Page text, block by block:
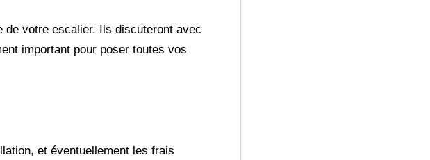
de votre escalier. Ils discuteront avec
important pour poser toutes vos
et éventuellement les frais